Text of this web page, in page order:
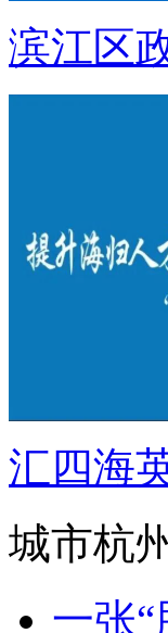
滨江区
汇四海
城市杭州
一张